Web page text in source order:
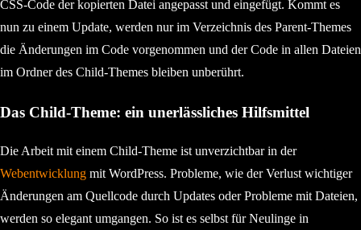
CSS-Code der kopierten Datei angepasst und eingefügt. Kommt es
nun zu einem Update, werden nur im Verzeichnis des Parent-Themes
die Änderungen im Code vorgenommen und der Code in allen Dateien
im Ordner des Child-Themes bleiben unberührt.
Das Child-Theme: ein unerlässliches Hilfsmittel
Die Arbeit mit einem Child-Theme ist unverzichtbar in der
Webentwicklungmit WordPress. Probleme, wie der Verlust wichtiger
Änderungen am Quellcode durch Updates oder Probleme mit Dateien,
werden so elegant umgangen. So ist es selbst für Neulinge in